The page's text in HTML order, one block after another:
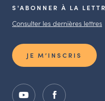
S'ABONNER À LA
Consulter les dernières lettres
JE M’INSCRIS